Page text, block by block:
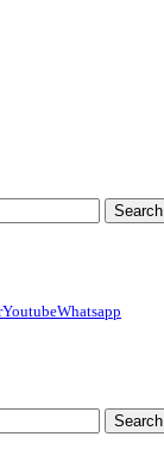
Search
YoutubeWhatsapp
Search